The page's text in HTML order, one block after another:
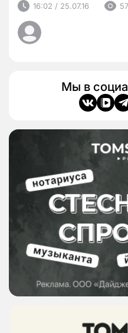
16:02 / 25.07.16
Мы в